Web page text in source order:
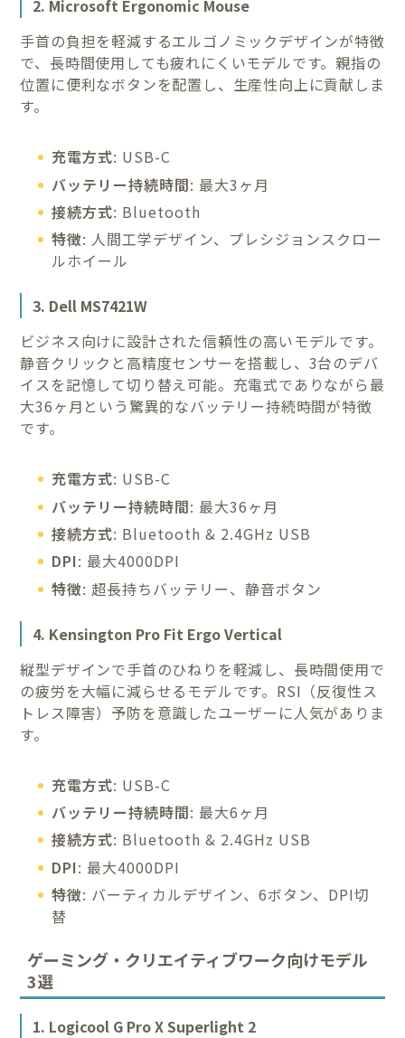
2. Microsoft Ergonomic Mouse
手首の負担を軽減するエルゴノミックデザインが特徴
で、長時間使用しても疲れにくいモデルです。親指の
位置に便利なボタンを配置し、生産性向上に貢献しま
す。
充電方式: USB-C
バッテリー持続時間: 最大3ヶ月
接続方式: Bluetooth
特徴: 人間工学デザイン、プレシジョンスクロー
ルホイール
3. Dell MS7421W
ビジネス向けに設計された信頼性の高いモデルです。
静音クリックと高精度センサーを搭載し、3台のデバ
イスを記憶して切り替え可能。充電式でありながら最
大36ヶ月という驚異的なバッテリー持続時間が特徴
です。
充電方式: USB-C
バッテリー持続時間: 最大36ヶ月
接続方式: Bluetooth & 2.4GHz USB
DPI: 最大4000DPI
特徴: 超長持ちバッテリー、静音ボタン
4. Kensington Pro Fit Ergo Vertical
縦型デザインで手首のひねりを軽減し、長時間使用で
の疲労を大幅に減らせるモデルです。RSI（反復性ス
トレス障害）予防を意識したユーザーに人気がありま
す。
充電方式: USB-C
バッテリー持続時間: 最大6ヶ月
接続方式: Bluetooth & 2.4GHz USB
DPI: 最大4000DPI
特徴: バーティカルデザイン、6ボタン、DPI切
替
ゲーミング・クリエイティブワーク向けモデル
3選
1. Logicool G Pro X Superlight 2